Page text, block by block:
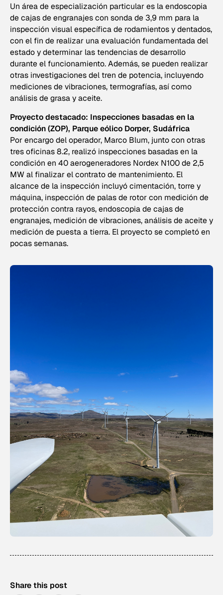
Un área de especialización particular es la endoscopia
de cajas de engranajes con sonda de 3,9 mm para la
inspección visual específica de rodamientos y dentados,
con el fin de realizar una evaluación fundamentada del
estado y determinar las tendencias de desarrollo
durante el funcionamiento. Además, se pueden realizar
otras investigaciones del tren de potencia, incluyendo
mediciones de vibraciones, termografías, así como
análisis de grasa y aceite.
Proyecto destacado: Inspecciones basadas en la
condición (ZOP), Parque eólico Dorper, Sudáfrica
Por encargo del operador, Marco Blum, junto con otras
tres oficinas 8.2, realizó inspecciones basadas en la
condición en 40 aerogeneradores Nordex N100 de 2,5
MW al finalizar el contrato de mantenimiento. El
alcance de la inspección incluyó cimentación, torre y
máquina, inspección de palas de rotor con medición de
protección contra rayos, endoscopia de cajas de
engranajes, medición de vibraciones, análisis de aceite y
medición de puesta a tierra. El proyecto se completó en
pocas semanas.
Share this post